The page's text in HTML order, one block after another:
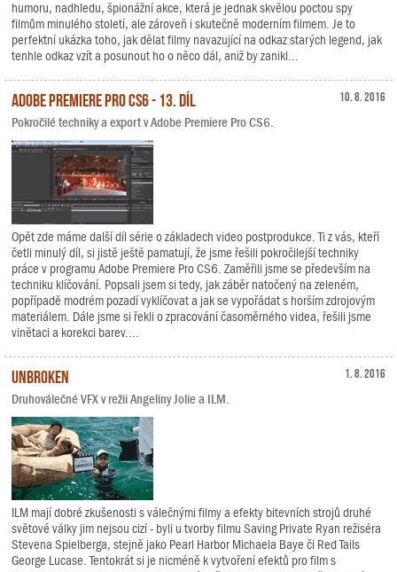
humoru, nadhledu, špionážní akce, která je jednak skvělou poctou spy
filmům minulého století, ale zároveň i skutečně moderním filmem. Je to
perfektní ukázka toho, jak dělat filmy navazující na odkaz starých legend, jak
tenhle odkaz vzít a posunout ho o něco dál, aniž by zanikl...
10. 8. 2016
Adobe Premiere Pro CS6 - 13. díl
Pokročilé techniky a export v Adobe Premiere Pro CS6.
Opět zde máme další díl série o základech video postprodukce. Ti z vás, kteří
četli minulý díl, si jistě ještě pamatují, že jsme řešili pokročilejší techniky
práce v programu Adobe Premiere Pro CS6. Zaměřili jsme se především na
techniku klíčování. Popsali jsem si tedy, jak záběr natočený na zeleném,
popřípadě modrém pozadí vyklíčovat a jak se vypořádat s horším zdrojovým
materiálem. Dále jsme si řekli o zpracování časoměrného videa, řešili jsme
vinětaci a korekci barev....
1. 8. 2016
Unbroken
Druhoválečné VFX v režii Angeliny Jolie a ILM.
ILM mají dobré zkušenosti s válečnými filmy a efekty bitevních strojů druhé
světové války jim nejsou cizí - byli u tvorby filmu Saving Private Ryan režiséra
Stevena Spielberga, stejně jako Pearl Harbor Michaela Baye či Red Tails
George Lucase. Tentokrát si je nicméně k vytvoření efektů pro film s